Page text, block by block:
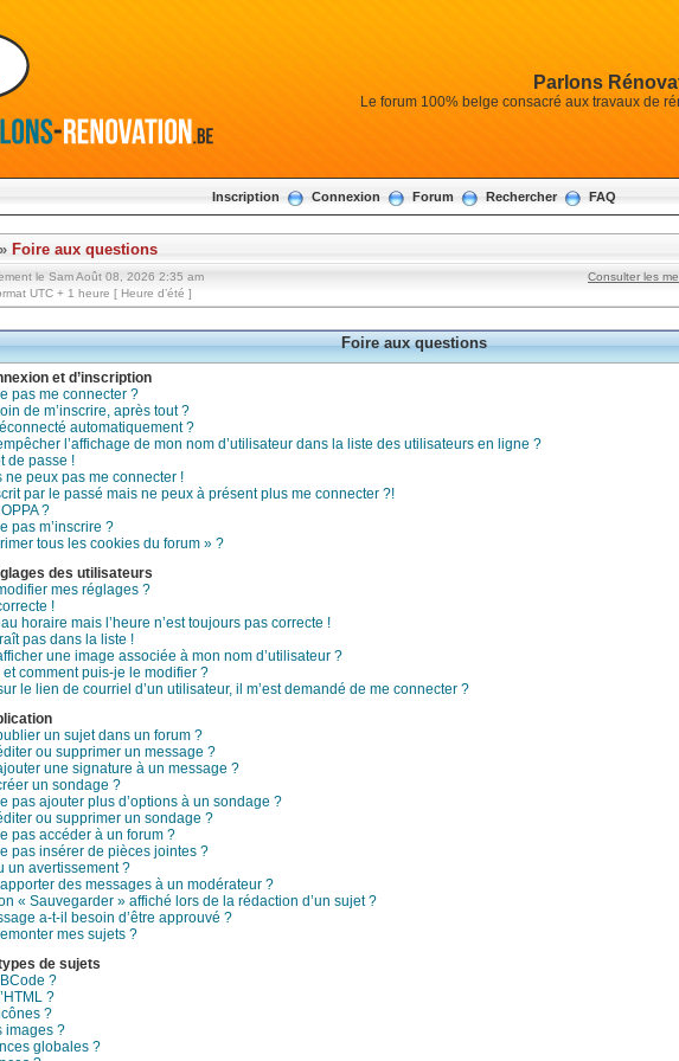
Parlons
Le forum 100% belge consacré aux travaux de
Inscription Connexion Forum Rechercher FAQ
» Foire aux questions
le Sam Août 08, 2026 2:35 am
UTC + 1 heure [ Heure d’été ]
Consulter les
Foire aux questions
et d’inscription
pas me connecter ?
de m’inscrire, après tout ?
automatiquement ?
l’affichage de mon nom d’utilisateur dans la liste des utilisateurs en ligne ?
de passe !
ne peux pas me connecter !
par le passé mais ne peux à présent plus me connecter ?!
?
pas m’inscrire ?
tous les cookies du forum » ?
des utilisateurs
mes réglages ?
!
horaire mais l’heure n’est toujours pas correcte !
pas dans la liste !
une image associée à mon nom d’utilisateur ?
comment puis-je le modifier ?
le lien de courriel d’un utilisateur, il m’est demandé de me connecter ?
un sujet dans un forum ?
ou supprimer un message ?
une signature à un message ?
un sondage ?
pas ajouter plus d’options à un sondage ?
ou supprimer un sondage ?
pas accéder à un forum ?
pas insérer de pièces jointes ?
un avertissement ?
des messages à un modérateur ?
« Sauvegarder » affiché lors de la rédaction d’un sujet ?
a-t-il besoin d’être approuvé ?
mes sujets ?
de sujets
?
?
?
images ?
globales ?